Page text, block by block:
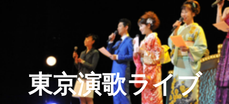
東京演歌ライブ